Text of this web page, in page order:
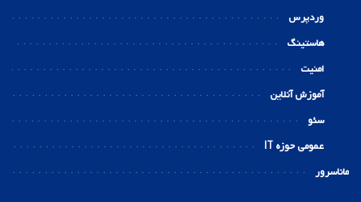
وردپرس
هاستینگ
امنیت
آموزش آنلاین
سئو
عمومی حوزه IT
ماناسرور